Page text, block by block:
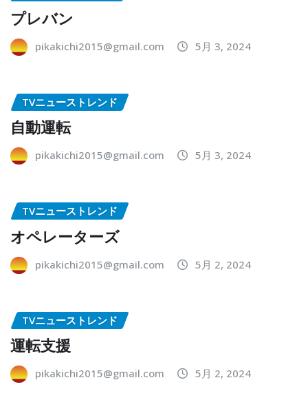
プレバン
pikakichi2015@gmail.com 5月 3, 2024
TVニューストレンド
自動運転
pikakichi2015@gmail.com 5月 3, 2024
TVニューストレンド
オペレーターズ
pikakichi2015@gmail.com 5月 2, 2024
TVニューストレンド
運転支援
pikakichi2015@gmail.com 5月 2, 2024